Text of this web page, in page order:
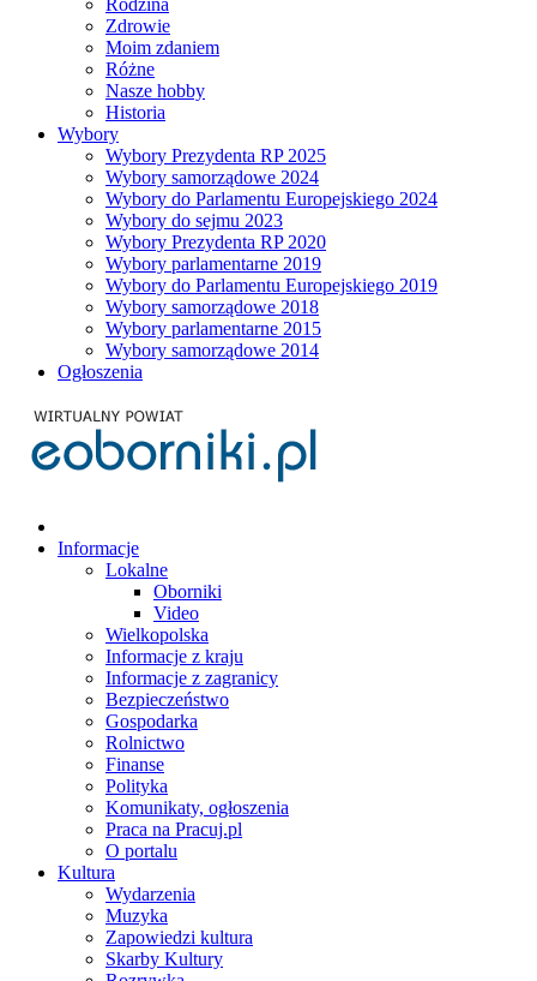
Rodzina
Zdrowie
Moim zdaniem
Różne
Nasze hobby
Historia
Wybory
Wybory Prezydenta RP 2025
Wybory samorządowe 2024
Wybory do Parlamentu Europejskiego 2024
Wybory do sejmu 2023
Wybory Prezydenta RP 2020
Wybory parlamentarne 2019
Wybory do Parlamentu Europejskiego 2019
Wybory samorządowe 2018
Wybory parlamentarne 2015
Wybory samorządowe 2014
Ogłoszenia
Informacje
Lokalne
Oborniki
Video
Wielkopolska
Informacje z kraju
Informacje z zagranicy
Bezpieczeństwo
Gospodarka
Rolnictwo
Finanse
Polityka
Komunikaty, ogłoszenia
Praca na Pracuj.pl
O portalu
Kultura
Wydarzenia
Muzyka
Zapowiedzi kultura
Skarby Kultury